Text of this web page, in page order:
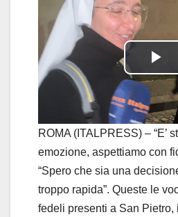
P
l
a
y
V
ROMA (ITALPRESS) – “E’
emozione, aspettiamo con
“Spero che sia una
troppo rapida”. Queste le
fedeli presenti a San Pietro,